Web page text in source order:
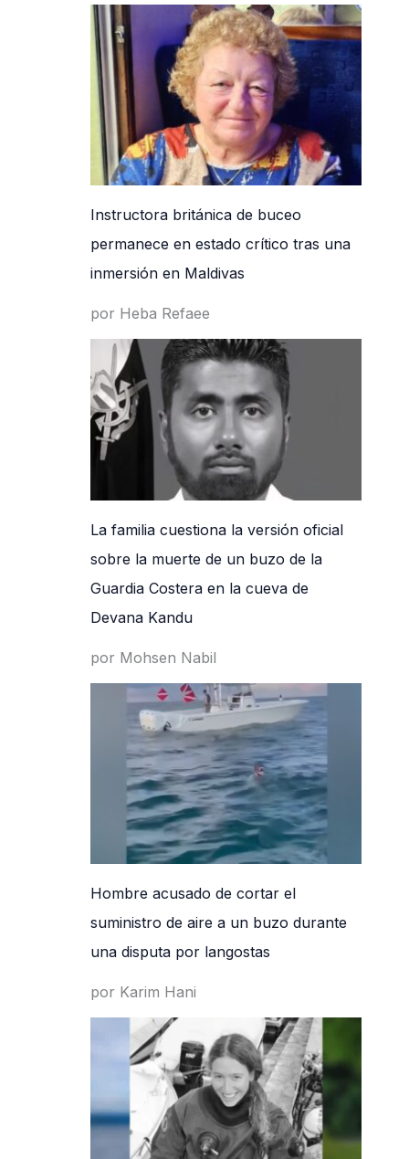
Instructora británica de buceo
permanece en estado crítico tras una
inmersión en Maldivas
por Heba Refaee
La familia cuestiona la versión oficial
sobre la muerte de un buzo de la
Guardia Costera en la cueva de
Devana Kandu
por Mohsen Nabil
Hombre acusado de cortar el
suministro de aire a un buzo durante
una disputa por langostas
por Karim Hani